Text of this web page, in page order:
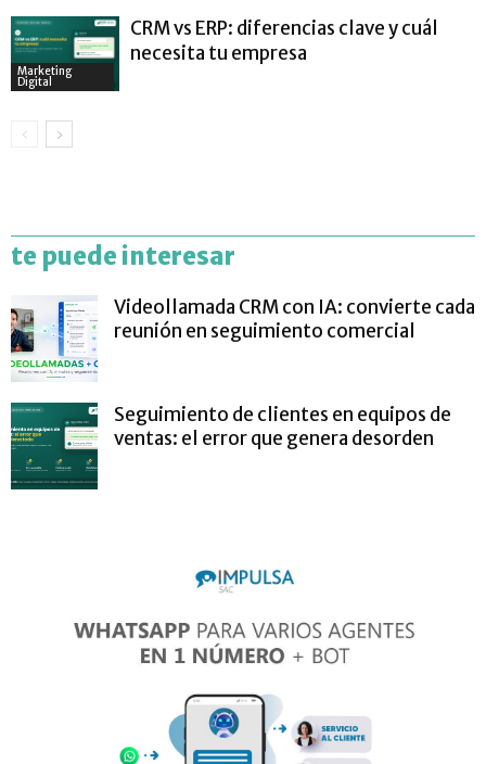
Marketing
Digital
CRM vs ERP: diferencias clave y cuál
necesita tu empresa
te puede interesar
Videollamada CRM con IA: convierte cada
reunión en seguimiento comercial
Seguimiento de clientes en equipos de
ventas: el error que genera desorden